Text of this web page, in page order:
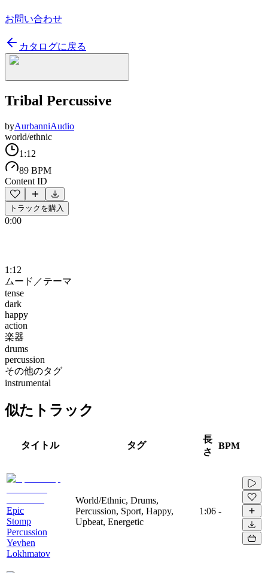
お問い合わせ
カタログに戻る
Tribal Percussive
byAurbanniAudio
world/ethnic
1:12
89 BPM
Content ID
トラックを購入
0:00
1:12
ムード／テーマ
tense
dark
happy
action
楽器
drums
percussion
その他のタグ
instrumental
似たトラック
タイトル タグ
長
さ
BPM
Epic
Stomp
Percussion
Yevhen
Lokhmatov
World/Ethnic, Drums,
Percussion, Sport, Happy,
Upbeat, Energetic
1:06 -